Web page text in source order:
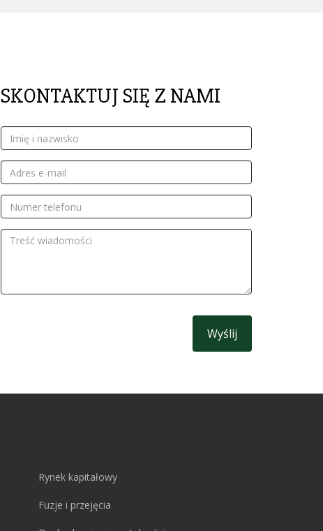
SKONTAKTUJ SIĘ Z NAMI
Imię
i
nazwisko
Adres
e-
mail
Numer
telefonu
Treść
Rynek kapitałowy
Fuzje i przejęcia